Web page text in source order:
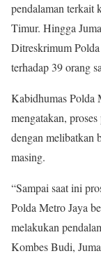
pendalaman terkait
Timur. Hingga
Ditreskrimum
terhadap 39 orang
Kabidhumas Polda
mengatakan,
dengan melibatkan
masing.
“Sampai saat ini
Polda Metro Jaya
melakukan
Kombes Budi,